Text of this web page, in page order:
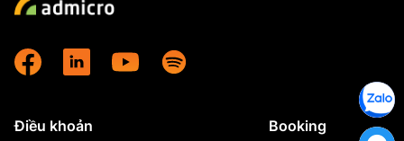
Điều khoản Booking